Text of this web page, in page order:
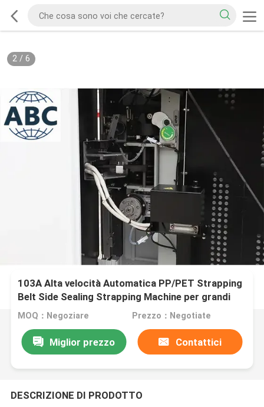
2/ 6
103A Alta velocità Automatica PP/PET Strapping
Belt Side Sealing Strapping Machine per grandi
cartoni
MOQ：Negoziare Prezzo：Negotiate
Miglior prezzo Contattici
DESCRIZIONE DI PRODOTTO